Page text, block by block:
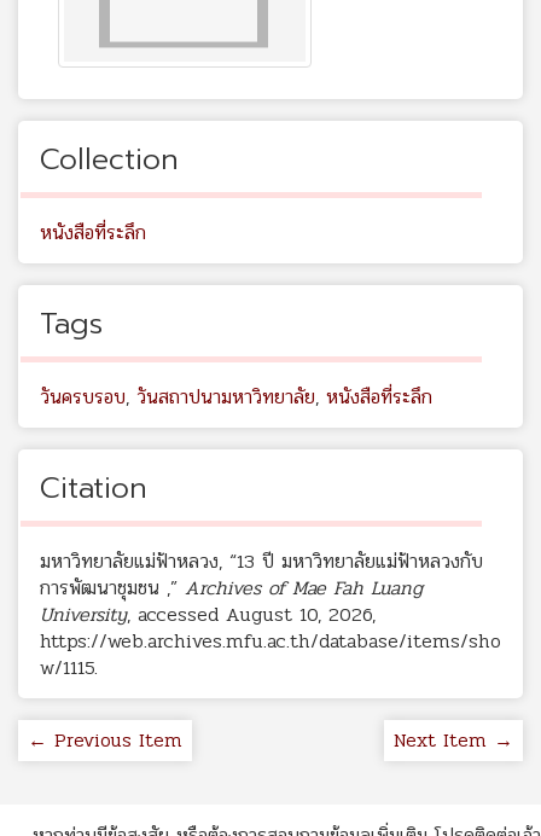
Collection
หนังสือที่ระลึก
Tags
วันครบรอบ, วันสถาปนามหาวิทยาลัย, หนังสือที่ระลึก
Citation
มหาวิทยาลัยแม่ฟ้าหลวง, “13 ปี มหาวิทยาลัยแม่ฟ้าหลวงกับ
การพัฒนาชุมชน ,” Archives of Mae Fah Luang
University, accessed August 10, 2026,
https://web.archives.mfu.ac.th/database/items/sho
w/1115.
← Previous Item Next Item →